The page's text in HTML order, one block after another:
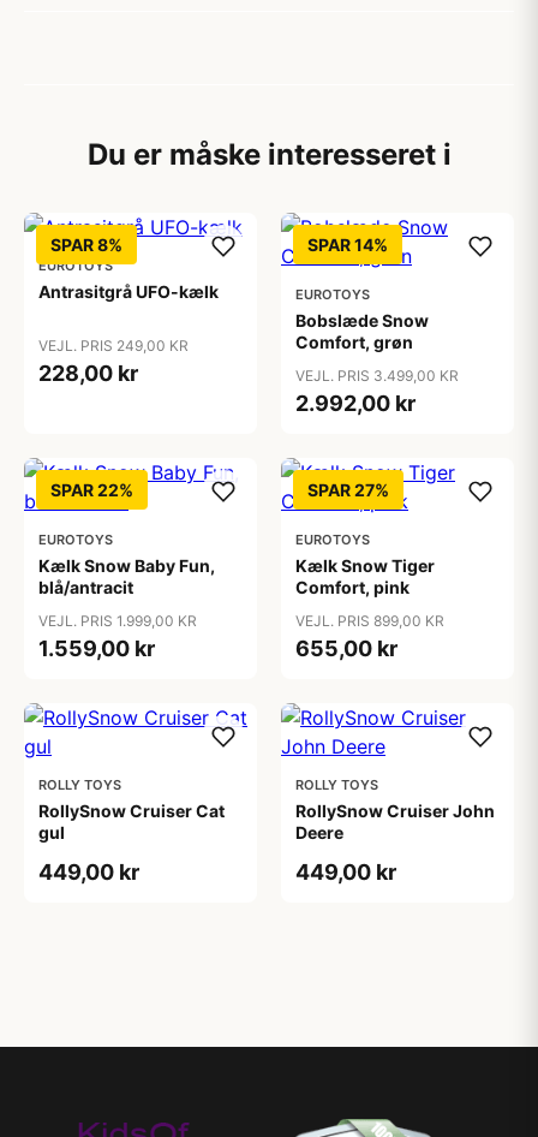
Du er måske interesseret i
SPAR 8%
EUROTOYS
Antrasitgrå UFO-kælk
VEJL. PRIS 249,00 KR
228,00 kr
SPAR 14%
EUROTOYS
Bobslæde Snow
Comfort, grøn
VEJL. PRIS 3.499,00 KR
2.992,00 kr
SPAR 22%
EUROTOYS
Kælk Snow Baby Fun,
blå/antracit
VEJL. PRIS 1.999,00 KR
1.559,00 kr
SPAR 27%
EUROTOYS
Kælk Snow Tiger
Comfort, pink
VEJL. PRIS 899,00 KR
655,00 kr
ROLLY TOYS
RollySnow Cruiser Cat
gul
449,00 kr
ROLLY TOYS
RollySnow Cruiser John
Deere
449,00 kr